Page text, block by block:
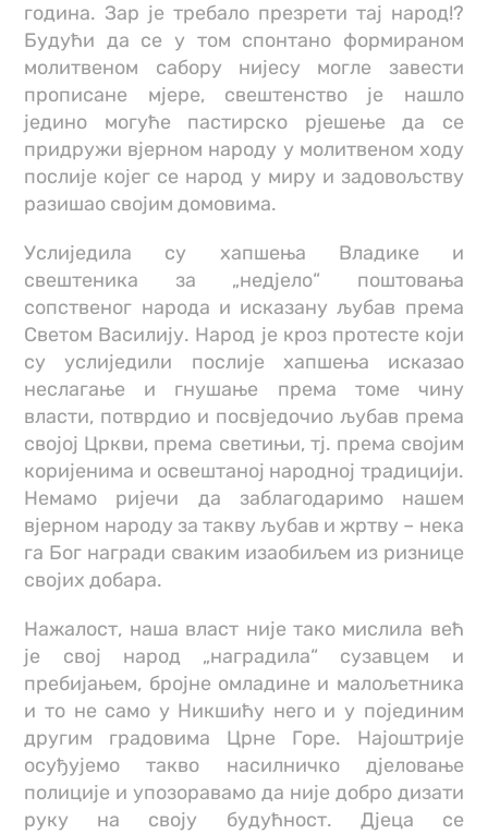
година. Зар је требало презрети тај народ!?
Будући да се у том спонтано формираном
молитвеном сабору нијесу могле завести
прописане мјере, свештенство је нашло
једино могуће пастирско рјешење да се
придружи вјерном народу у молитвеном ходу
послије којег се народ у миру и задовољству
разишао својим домовима.
Услиједила су хапшења Владике и
свештеника за „недјело“ поштовања
сопственог народа и исказану љубав према
Светом Василију. Народ је кроз протесте који
су услиједили послије хапшења исказао
неслагање и гнушање према томе чину
власти, потврдио и посвједочио љубав према
својој Цркви, према светињи, тј. према својим
коријенима и освештаној народној традицији.
Немамо ријечи да заблагодаримо нашем
вјерном народу за такву љубав и жртву – нека
га Бог награди сваким изаобиљем из ризнице
својих добара.
Нажалост, наша власт није тако мислила већ
је свој народ „наградила“ сузавцем и
пребијањем, бројне омладине и малољетника
и то не само у Никшићу него и у појединим
другим градовима Црне Горе. Најоштрије
осуђујемо такво насилничко дјеловање
полиције и упозоравамо да није добро дизати
руку на своју будућност. Дјеца се